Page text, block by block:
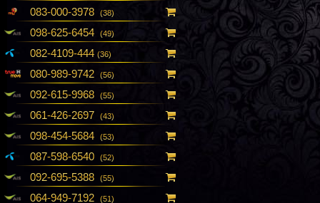
083-000-3978 (38)
098-625-6454 (49)
082-4109-444 (36)
080-989-9742 (56)
092-615-9968 (55)
061-426-2697 (43)
098-454-5684 (53)
087-598-6540 (52)
092-695-5388 (55)
064-949-7192 (51)